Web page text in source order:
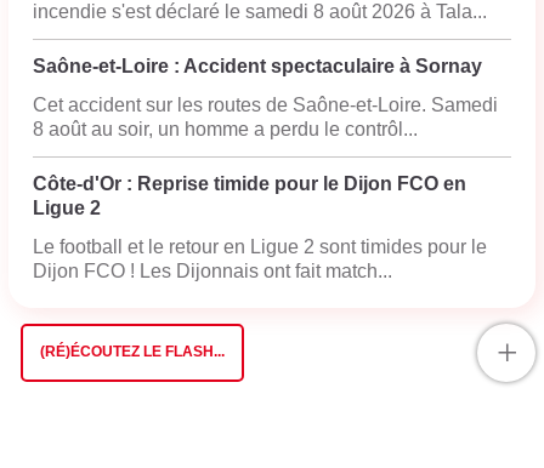
incendie s'est déclaré le samedi 8 août 2026 à Tala...
Saône-et-Loire : Accident spectaculaire à Sornay
Cet accident sur les routes de Saône-et-Loire. Samedi
8 août au soir, un homme a perdu le contrôl...
Côte-d'Or : Reprise timide pour le Dijon FCO en
Ligue 2
Le football et le retour en Ligue 2 sont timides pour le
Dijon FCO ! Les Dijonnais ont fait match...
(RÉ)ÉCOUTEZ LE FLASH... +